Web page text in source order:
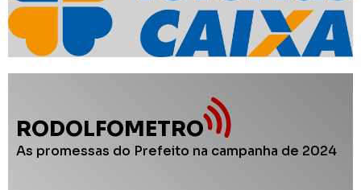
RODOLFOMETRO
As promessas do Prefeito na campanha de 2024